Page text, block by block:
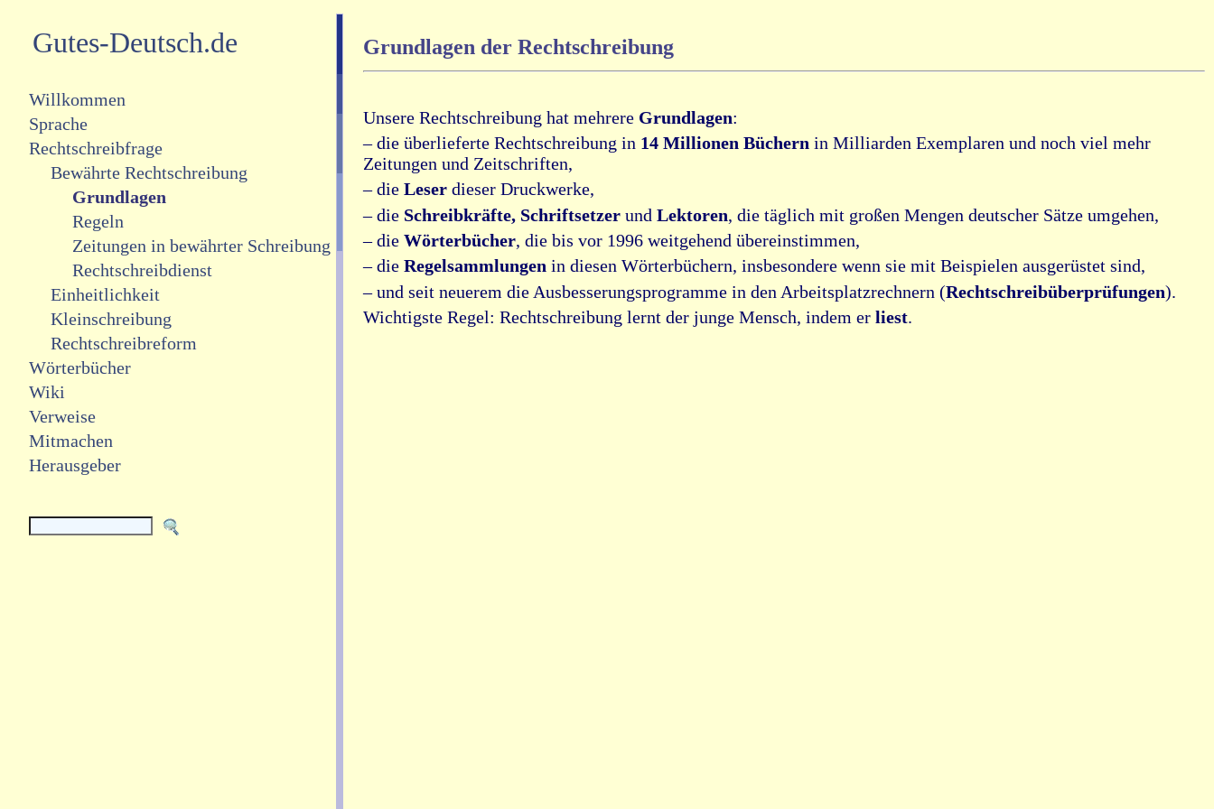
Gutes-Deutsch.de
Willkommen
Sprache
Rechtschreibfrage
Bewährte Rechtschreibung
Grundlagen
Regeln
Zeitungen in bewährter Schreibung
Rechtschreibdienst
Einheitlichkeit
Kleinschreibung
Rechtschreibreform
Wörterbücher
Wiki
Verweise
Mitmachen
Herausgeber
Grundlagen der Rechtschreibung
Unsere Rechtschreibung hat mehrere Grundlagen:
– die überlieferte Rechtschreibung in 14 Millionen Büchern in Milliarden Exemplaren und noch viel mehr
Zeitungen und Zeitschriften,
– die Leser dieser Druckwerke,
– die Schreibkräfte, Schriftsetzer und Lektoren, die täglich mit großen Mengen deutscher Sätze umgehen,
– die Wörterbücher, die bis vor 1996 weitgehend übereinstimmen,
– die Regelsammlungen in diesen Wörterbüchern, insbesondere wenn sie mit Beispielen ausgerüstet sind,
– und seit neuerem die Ausbesserungsprogramme in den Arbeitsplatzrechnern (Rechtschreibüberprüfungen).
Wichtigste Regel: Rechtschreibung lernt der junge Mensch, indem er liest.